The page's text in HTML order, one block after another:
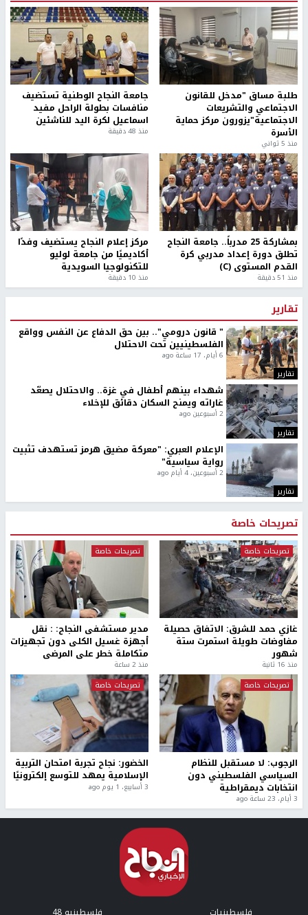
طلبة مساق "مدخل للقانون
الاجتماعي والتشريعات
الاجتماعية"يزورون مركز حماية
الأسرة
منذ 5 ثواني
جامعة النجاح الوطنية تستضيف
منافسات بطولة الراحل مفيد
اسماعيل لكرة اليد للناشئين
منذ 48 دقيقة
بمشاركة 25 مدرباً.. جامعة النجاح
تطلق دورة إعداد مدربي كرة
القدم المستوى (C)
منذ 51 دقيقة
مركز إعلام النجاح يستضيف وفدًا
أكاديميًا من جامعة لوليو
للتكنولوجيا السويدية
منذ 10 دقيقة
تقارير
تقارير
" قانون درومي".. بين حق الدفاع عن النفس وواقع
الفلسطينيين تحت الاحتلال
6 أيام، 17 ساعة ago
تقارير
شهداء بينهم أطفال في غزة.. والاحتلال يصعّد
غاراته ويمنح السكان دقائق للإخلاء
2 أسبوعين ago
تقارير
الإعلام العبري: "معركة مضيق هرمز تستهدف تثبيت
رواية سياسية"
2 أسبوعين، 4 أيام ago
تصريحات خاصة
تصريحات خاصة
غازي حمد للشرق: الاتفاق حصيلة
مفاوضات طويلة استمرت ستة
شهور
منذ 16 ثانية
تصريحات خاصة
مدير مستشفى النجاح: : نقل
أجهزة غسيل الكلى دون تجهيزات
متكاملة خطر على المرضى
منذ 2 ساعة
تصريحات خاصة
الرجوب: لا مستقبل للنظام
السياسي الفلسطيني دون
انتخابات ديمقراطية
3 أيام، 23 ساعة ago
تصريحات خاصة
الخضور: نجاح تجربة امتحان التربية
الإسلامية يمهد للتوسع إلكترونيًا
3 أسابيع، 1 يوم ago